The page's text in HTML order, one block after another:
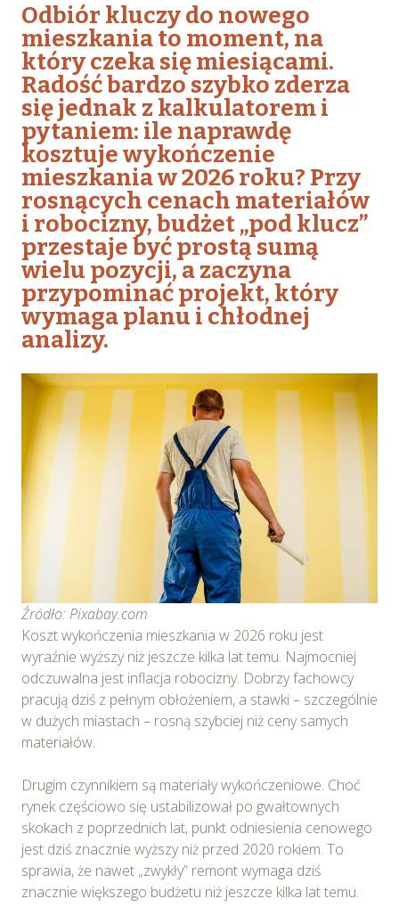
Odbiór kluczy do nowego
mieszkania to moment, na
który czeka się miesiącami.
Radość bardzo szybko zderza
się jednak z kalkulatorem i
pytaniem: ile naprawdę
kosztuje wykończenie
mieszkania w 2026 roku? Przy
rosnących cenach materiałów
i robocizny, budżet „pod klucz”
przestaje być prostą sumą
wielu pozycji, a zaczyna
przypominać projekt, który
wymaga planu i chłodnej
analizy.
Źródło: Pixabay.com
Koszt wykończenia mieszkania w 2026 roku jest
wyraźnie wyższy niż jeszcze kilka lat temu. Najmocniej
odczuwalna jest inflacja robocizny. Dobrzy fachowcy
pracują dziś z pełnym obłożeniem, a stawki – szczególnie
w dużych miastach – rosną szybciej niż ceny samych
materiałów.
Drugim czynnikiem są materiały wykończeniowe. Choć
rynek częściowo się ustabilizował po gwałtownych
skokach z poprzednich lat, punkt odniesienia cenowego
jest dziś znacznie wyższy niż przed 2020 rokiem. To
sprawia, że nawet „zwykły” remont wymaga dziś
znacznie większego budżetu niż jeszcze kilka lat temu.